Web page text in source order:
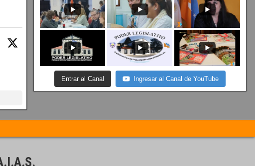
Entrar al Canal Ingresar al Canal de YouTube